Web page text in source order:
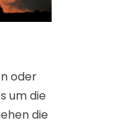
oder
um die
die